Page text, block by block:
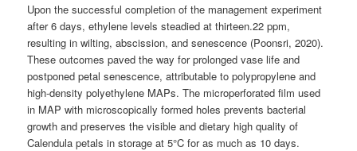
Upon the successful completion of the management experiment
after 6 days, ethylene levels steadied at thirteen.22 ppm,
resulting in wilting, abscission, and senescence (Poonsri, 2020).
These outcomes paved the way for prolonged vase life and
postponed petal senescence, attributable to polypropylene and
high-density polyethylene MAPs. The microperforated film used
in MAP with microscopically formed holes prevents bacterial
growth and preserves the visible and dietary high quality of
Calendula petals in storage at 5°C for as much as 10 days.